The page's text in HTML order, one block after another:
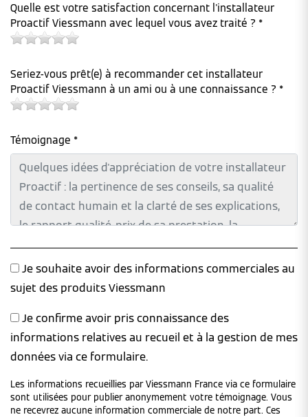
Quelle est votre satisfaction concernant l'installateur
Proactif Viessmann avec lequel vous avez traité ? *
Seriez-vous prêt(e) à recommander cet installateur
Proactif Viessmann à un ami ou à une connaissance ? *
Témoignage *
Je souhaite avoir des informations commerciales au
sujet des produits Viessmann
Je confirme avoir pris connaissance des
informations relatives au recueil et à la gestion de mes
données via ce formulaire.
Les informations recueillies par Viessmann France via ce formulaire
sont utilisées pour publier anonymement votre témoignage. Vous
ne recevrez aucune information commerciale de notre part. Ces